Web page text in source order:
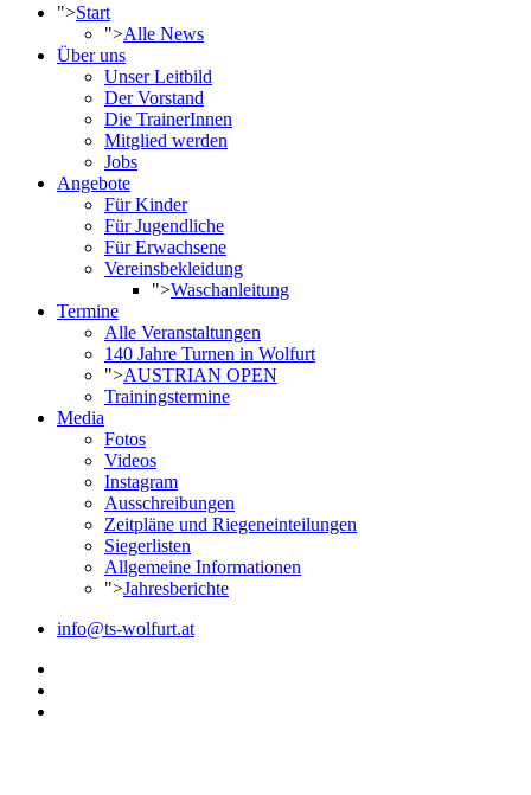
">Start
">Alle News
Über uns
Unser Leitbild
Der Vorstand
Die TrainerInnen
Mitglied werden
Jobs
Angebote
Für Kinder
Für Jugendliche
Für Erwachsene
Vereinsbekleidung
">Waschanleitung
Termine
Alle Veranstaltungen
140 Jahre Turnen in Wolfurt
">AUSTRIAN OPEN
Trainingstermine
Media
Fotos
Videos
Instagram
Ausschreibungen
Zeitpläne und Riegeneinteilungen
Siegerlisten
Allgemeine Informationen
">Jahresberichte
info@ts-wolfurt.at